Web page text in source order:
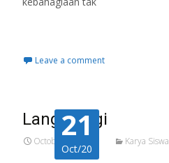
Leave a comment
21
Oct/20
Langit Pagi
October 21, 2020 Karya Siswa